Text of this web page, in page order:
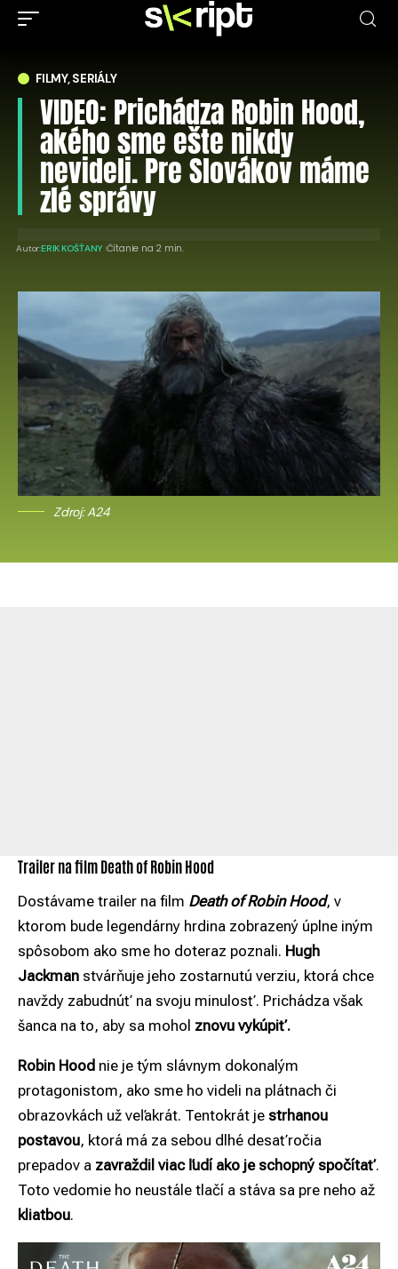
FILMY, SERIÁLY
VIDEO: Prichádza Robin Hood,
akého sme ešte nikdy
nevideli. Pre Slovákov máme
zlé správy
Autor:ERIK KOŠŤANY Čítanie na 2 min.
Zdroj: A24
Trailer na film Death of Robin Hood
Dostávame trailer na film Death of Robin Hood, v
ktorom bude legendárny hrdina zobrazený úplne iným
spôsobom ako sme ho doteraz poznali. Hugh
Jackman stvárňuje jeho zostarnutú verziu, ktorá chce
navždy zabudnúť na svoju minulosť. Prichádza však
šanca na to, aby sa mohol znovu vykúpiť.
Robin Hood nie je tým slávnym dokonalým
protagonistom, ako sme ho videli na plátnach či
obrazovkách už veľakrát. Tentokrát je strhanou
postavou, ktorá má za sebou dlhé desaťročia
prepadov a zavraždil viac ľudí ako je schopný spočítať.
Toto vedomie ho neustále tlačí a stáva sa pre neho až
kliatbou.